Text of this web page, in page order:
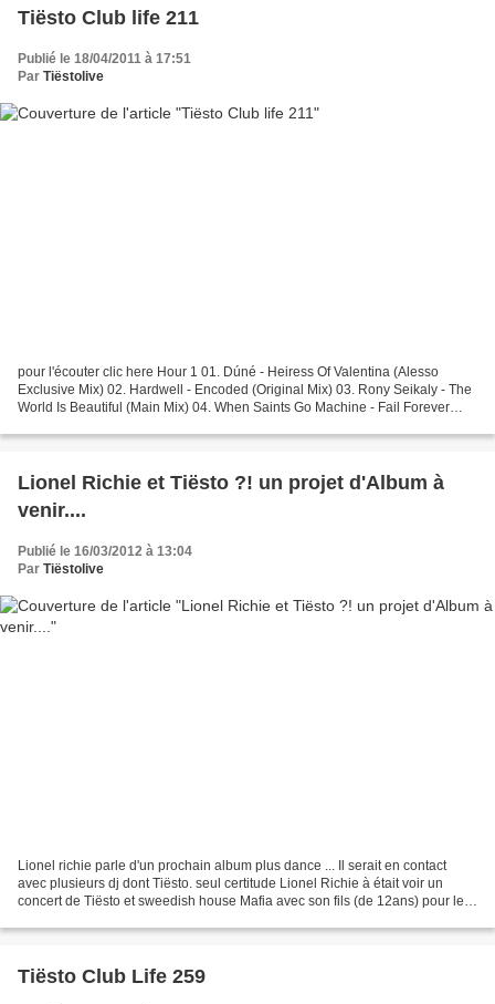
Tiësto Club life 211
Publié le 18/04/2011 à 17:51
Par Tiëstolive
pour l'écouter clic here Hour 1 01. Dúné - Heiress Of Valentina (Alesso
Exclusive Mix) 02. Hardwell - Encoded (Original Mix) 03. Rony Seikaly - The
World Is Beautiful (Main Mix) 04. When Saints Go Machine - Fail Forever
Lionel Richie et Tiësto ?! un projet d'Album à
venir....
Publié le 16/03/2012 à 13:04
Par Tiëstolive
Lionel richie parle d'un prochain album plus dance ... Il serait en contact
avec plusieurs dj dont Tiësto. seul certitude Lionel Richie à était voir un
concert de Tiësto et sweedish house Mafia avec son fils (de 12ans) pour le
Tiësto Club Life 259